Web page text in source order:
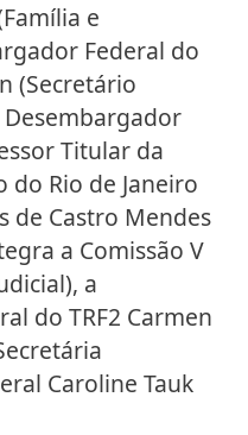
e
Federal do
(Secretário
Titular da
do Rio de Janeiro
de Castro Mendes
a Comissão V
a
do TRF2 Carmen
Caroline Tauk